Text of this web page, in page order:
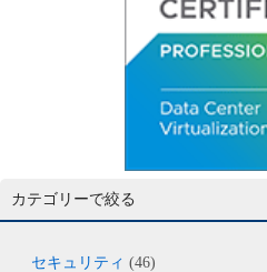
カテゴリーで絞る
セキュリティ (46)